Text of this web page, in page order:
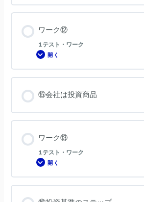
ワーク⑫
1 テスト・ワーク
開く
ワ
ク
⑫
⑮会社は投資商品
ワーク⑬
1 テスト・ワーク
開く
ワ
ク
⑬